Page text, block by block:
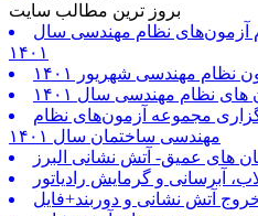
بروز ترین مطالب سایت
آزمون‌های نظام مهندسی سال
۱۴۰۱
نظام مهندسی شهریور ۱۴۰۱
نظام مهندسی سال ۱۴۰۱
مجموعه آزمون‌های نظام
مهندسی ساختمان سال ۱۴۰۱
های عمیق- آتش نشانی البرز
آبرسانی و گرمایش رادیاتور